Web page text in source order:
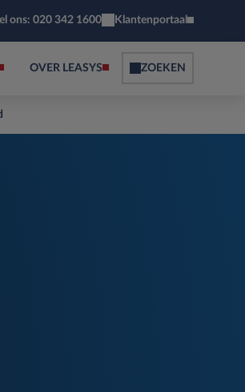
ons: 020 342 1600 Klantenportaal
OVER LEASYS ZOEKEN